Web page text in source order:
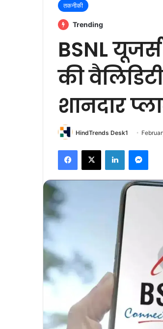
तकनीकी
Trending
BSNL
की
शानदार
HindTrends Desk1
Facebook
X LinkedIn